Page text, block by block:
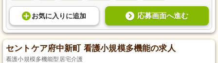
お気に入り に追加 応募画面へ進む
セントケア府中新町 看護小規模多機能の求人
看護小規模多機能型居宅介護